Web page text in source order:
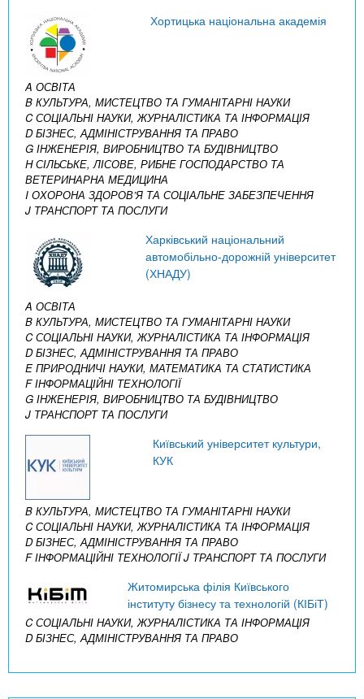
Хортицька національна академія
A ОСВІТА
B КУЛЬТУРА, МИСТЕЦТВО ТА ГУМАНІТАРНІ НАУКИ
C СОЦІАЛЬНІ НАУКИ, ЖУРНАЛІСТИКА ТА ІНФОРМАЦІЯ
D БІЗНЕС, АДМІНІСТРУВАННЯ ТА ПРАВО
G ІНЖЕНЕРІЯ, ВИРОБНИЦТВО ТА БУДІВНИЦТВО
H СІЛЬСЬКЕ, ЛІСОВЕ, РИБНЕ ГОСПОДАРСТВО ТА
ВЕТЕРИНАРНА МЕДИЦИНА
I ОХОРОНА ЗДОРОВ’Я ТА СОЦІАЛЬНЕ ЗАБЕЗПЕЧЕННЯ
J ТРАНСПОРТ ТА ПОСЛУГИ
Харківський національний
автомобільно-дорожній університет
(ХНАДУ)
A ОСВІТА
B КУЛЬТУРА, МИСТЕЦТВО ТА ГУМАНІТАРНІ НАУКИ
C СОЦІАЛЬНІ НАУКИ, ЖУРНАЛІСТИКА ТА ІНФОРМАЦІЯ
D БІЗНЕС, АДМІНІСТРУВАННЯ ТА ПРАВО
E ПРИРОДНИЧІ НАУКИ, МАТЕМАТИКА ТА СТАТИСТИКА
F ІНФОРМАЦІЙНІ ТЕХНОЛОГІЇ
G ІНЖЕНЕРІЯ, ВИРОБНИЦТВО ТА БУДІВНИЦТВО
J ТРАНСПОРТ ТА ПОСЛУГИ
Київський університет культури,
КУК
B КУЛЬТУРА, МИСТЕЦТВО ТА ГУМАНІТАРНІ НАУКИ
C СОЦІАЛЬНІ НАУКИ, ЖУРНАЛІСТИКА ТА ІНФОРМАЦІЯ
D БІЗНЕС, АДМІНІСТРУВАННЯ ТА ПРАВО
F ІНФОРМАЦІЙНІ ТЕХНОЛОГІЇJ ТРАНСПОРТ ТА ПОСЛУГИ
Житомирська філія Київського
інституту бізнесу та технологій (КІБіТ)
C СОЦІАЛЬНІ НАУКИ, ЖУРНАЛІСТИКА ТА ІНФОРМАЦІЯ
D БІЗНЕС, АДМІНІСТРУВАННЯ ТА ПРАВО